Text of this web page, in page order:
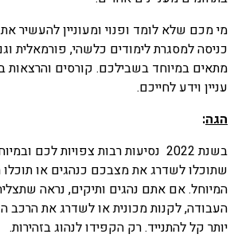
מי מכם שלא לומד ופנוי ומעוניין להעשיר
כניסה למסגרת לימודים כלשהי, פורמאלית
מתאים במיוחד בשבילכם. קורסים והרצאות
עניין וידע לחייכם.
הגה:
בשנת 2022 נסיעות רבות צפויות לכם
שתוכלו לשדרג את מצבכם כנהגים או תוכלו
המיוחל. אם אתם נהגים ותיקים, נראה
העבודה, לקנות מכונית או לשדרג את הרכב
יותר קל להתנייד. רק הקפידו לנהוג בזהירות.